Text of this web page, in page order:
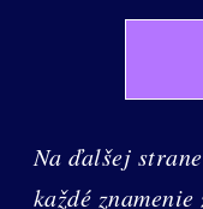
Na ďalšej
každé